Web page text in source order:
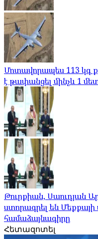
Մոտավորապես 113 կգ
է թափանցել մինչև 1
Թուրքիան, Սաուդյան
ստորագրել են
համաձայնագիրը
Հետազոտել